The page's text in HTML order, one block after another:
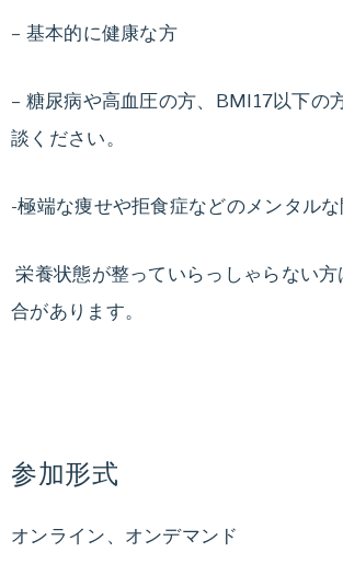
– 基本的に健康な方
– 糖尿病や高血圧の方、BMI17以下の
談ください。
-極端な痩せや拒食症などのメンタルな
栄養状態が整っていらっしゃらない
合があります。
参加形式
オンライン、オンデマンド